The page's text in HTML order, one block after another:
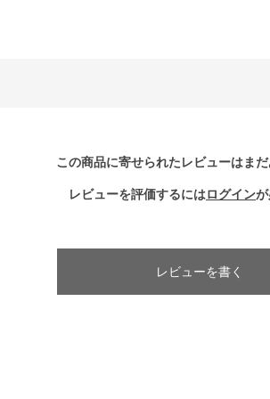
この商品に寄せられたレビューはまだ
レビューを評価するにはログインが
レビューを書く